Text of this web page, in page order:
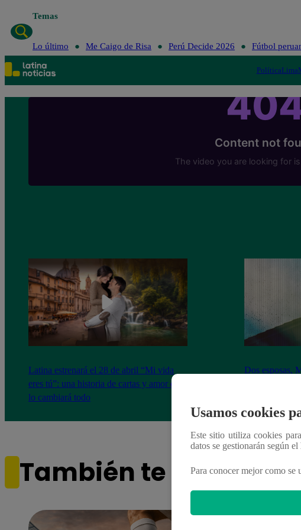
Temas
Lo último Me Caigo de Risa Perú Decide 2026 Fútbol
PolíticaLima
Latina estrenará el 28 de abril “Mi vida
eres tú”: una historia de cartas y amor que
lo cambiará todo
Dos esposas,
También te puede
Usamos cookies
Este sitio utiliza cookies
datos se gestionarán según el
Para conocer mejor como se